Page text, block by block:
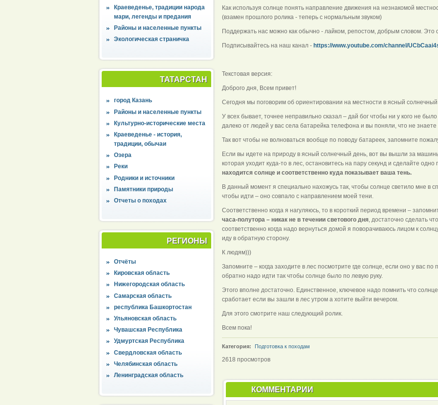
Краеведенье, традиции народа
мари, легенды и предания
Районы и населенные пункты
Экологическая страничка
ТАТАРСТАН
город Казань
Районы и населенные пункты
Культурно-исторические места
Краеведенье - история,
традиции, обычаи
Озера
Реки
Родники и источники
Памятники природы
Отчеты о походах
РЕГИОНЫ
Отчёты
Кировская область
Нижегородская область
Самарская область
республика Башкортостан
Ульяновская область
Чувашская Республика
Удмуртская Республика
Свердловская область
Челябинская область
Ленинградская область
Как используя солнце понять направление движения на незнакомой
(взамен прошлого ролика - теперь с нормальным звуком)
Поддержать нас можно как обычно - лайком, репостом, добрым словом. Это
Подписывайтесь на наш канал - https://www.youtube.com/channel/
Текстовая версия:
Доброго дня, Всем привет!
Сегодня мы поговорим об ориентировании на местности в ясный
У всех бывает, точнее неправильно сказал – дай бог чтобы ни у кого не было
далеко от людей у вас села батарейка телефона и вы поняли, что не знаете
Так вот чтобы не волноваться вообще по поводу батареек, запомните
Если вы идете на природу в ясный солнечный день, вот вы вышли за машины
которая уходит куда-то в лес, остановитесь на пару секунд и сделайте одно
находится солнце и соответственно куда показывает ваша тень.
В данный момент я специально нахожусь так, чтобы солнце светило мне в
чтобы идти – оно совпало с направлением моей тени.
Соответственно когда я нагуляюсь, то в короткий период времени –
часа-полутора – никак не в течении светового дня, достаточно сделать
соответственно когда надо вернуться домой я поворачиваюсь лицом к
иду в обратную сторону.
К людям)))
Запомните – когда заходите в лес посмотрите где солнце, если оно у вас
обратно надо идти так чтобы солнце было по левую руку.
Этого вполне достаточно. Единственное, ключевое надо помнить что
сработает если вы зашли в лес утром а хотите выйти вечером.
Для этого смотрите наш следующий ролик.
Всем пока!
Категория: Подготовка к походам
2618 просмотров
КОММЕНТАРИИ